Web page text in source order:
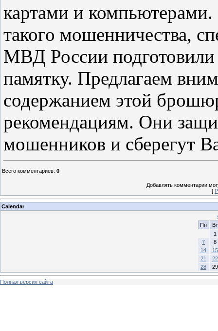
картами и компьютерами.
такого мошенничества,
МВД России
памятку. Предлагаем
содержанием этой
рекомендациям. Они
мошенников и сберегут
Всего комментариев: 0
Добавлять комментарии
[
Calendar
Пн
Вт
1
7
8
14
15
21
22
28
29
Полная версия сайта